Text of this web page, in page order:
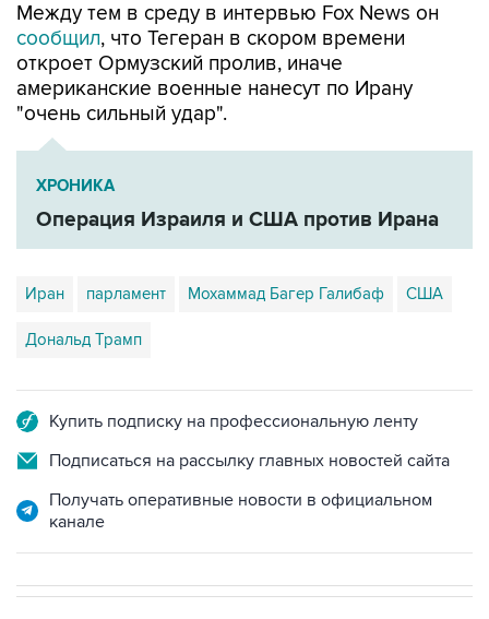
Между тем в среду в интервью Fox News он
сообщил, что Тегеран в скором времени
откроет Ормузский пролив, иначе
американские военные нанесут по Ирану
"очень сильный удар".
ХРОНИКА
Операция Израиля и США против Ирана
Иран парламент Мохаммад Багер Галибаф США
Дональд Трамп
Купить подписку на профессиональную ленту
Подписаться на рассылку главных новостей сайта
Получать оперативные новости в официальном
канале